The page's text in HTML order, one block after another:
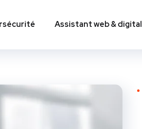
Assistant web & digital